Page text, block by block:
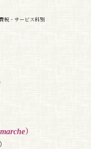
税・サービス料別
）